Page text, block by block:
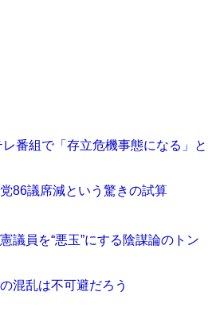
番組で「存立危機事態になる」と
86議席減という驚きの試算
議員を“悪玉”にする陰謀論のトン
混乱は不可避だろう